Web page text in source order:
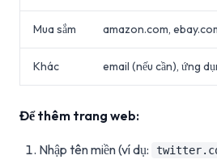
Mua sắm amazon.com,
Khác email (nếu cần), ứng
Để thêm trang web:
Nhập tên miền (ví dụ: